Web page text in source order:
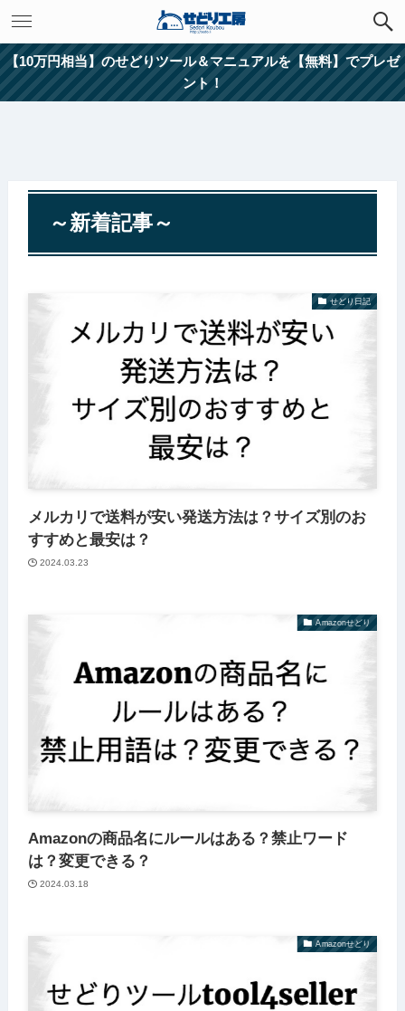
【10万円相当】のせどりツール＆マニュアルを【無料】でプレゼ
ント！
～新着記事～
せどり日記
メルカリで送料が安い発送方法は？サイズ別のお
すすめと最安は？
2024.03.23
Amazonせどり
Amazonの商品名にルールはある？禁止ワード
は？変更できる？
2024.03.18
Amazonせどり